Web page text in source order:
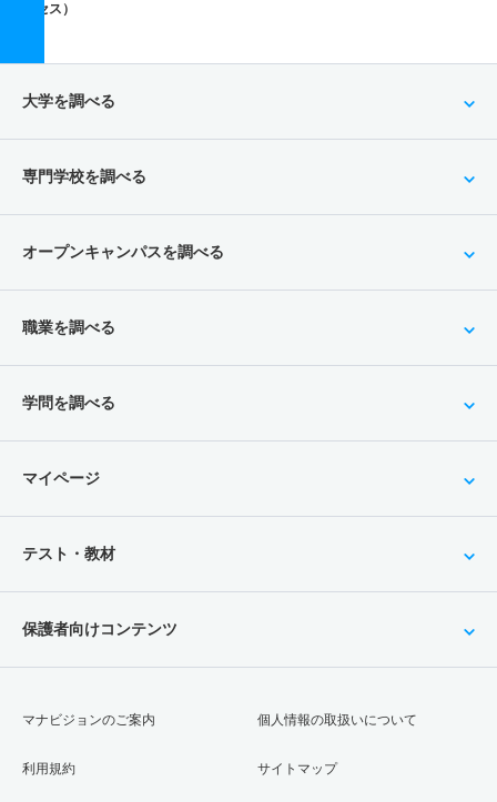
セス）
大学を調べる
専門学校を調べる
オープンキャンパスを調べる
職業を調べる
学問を調べる
マイページ
テスト・教材
保護者向けコンテンツ
マナビジョンのご案内
利用規約
個人情報の取扱いについて
サイトマップ